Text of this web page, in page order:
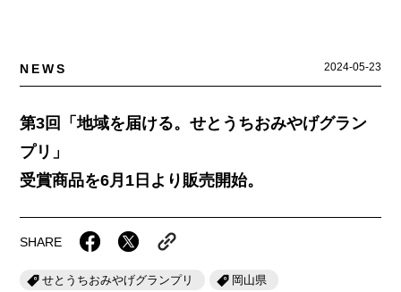
あの駅この駅
おのえきTIMES
岡山育ちのアイスバー
恋するジャージー 瀬戸田レモン
蒜山ショコラ
マップ・一覧から探す
カテゴリー・タグ・キーワードから探す
第16回 Re：
第14回 持続と進化 第13回 せとうちの海を育む山々
TRAIN
SAKU美SAKU楽
SETOUCHI TRAIN
La Malle de Bois
NEWS 2024-05-23
第3回「地域を届ける。せとうちおみやげグラン
プリ」
受賞商品を6月1日より販売開始。
SHARE
せとうちおみやげグランプリ 岡山県